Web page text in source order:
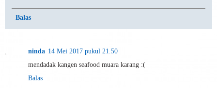
Balas
ninda 14 Mei 2017 pukul 21.50
mendadak kangen seafood muara karang :(
Balas